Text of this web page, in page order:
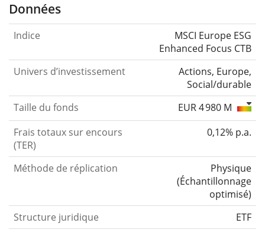
Données
Indice
MSCI Europe ESG
Enhanced Focus CTB
Univers d’investissement
Actions, Europe,
Social/durable
Taille du fonds
EUR 4 980 M
Frais totaux sur encours
(TER)
0,12% p.a.
Méthode de réplication
Physique
(Échantillonnage
optimisé)
Structure juridique
ETF